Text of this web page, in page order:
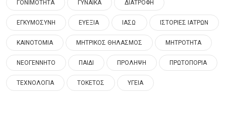
ΓΟΝΙΜΟΤΗΤΑ ΓΥΝΑΙΚΑ ΔΙΑΤΡΟΦΗ
ΕΓΚΥΜΟΣΥΝΗ ΕΥΕΞΙΑ ΙΑΣΩ ΙΣΤΟΡΙΕΣ ΙΑΤΡΩΝ
ΚΑΙΝΟΤΟΜΙΑ ΜΗΤΡΙΚΟΣ ΘΗΛΑΣΜΟΣ ΜΗΤΡΟΤΗΤΑ
ΝΕΟΓΕΝΝΗΤΟ ΠΑΙΔΙ ΠΡΟΛΗΨΗ ΠΡΩΤΟΠΟΡΙΑ
ΤΕΧΝΟΛΟΓΙΑ ΤΟΚΕΤΟΣ ΥΓΕΙΑ